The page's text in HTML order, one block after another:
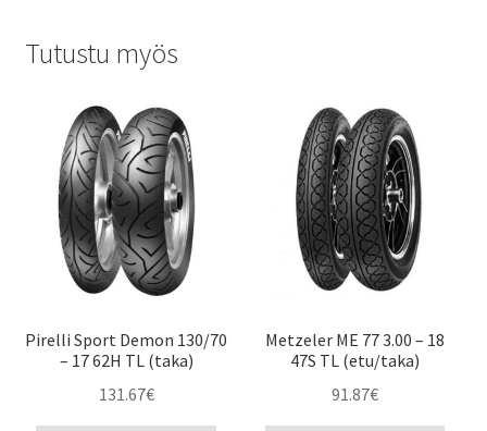
Tutustu myös
Pirelli Sport Demon 130/70
– 17 62H TL (taka)
131.67€
Metzeler ME 77 3.00 – 18
47S TL (etu/taka)
91.87€